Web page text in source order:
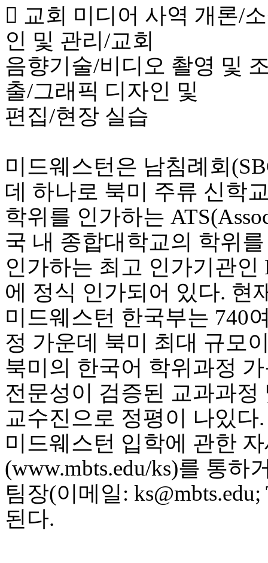
 교회 미디어 사역 개론/
인 및 관리/교회
음향기술/비디오 촬영 및
출/그래픽 디자인 및
편집/현장 실습
미드웨스턴은 남침례회
데 하나로 북미 주류 신학
학위를 인가하는
국 내 종합대학교의 학위를
인가하는 최고 인가기관인
에 정식 인가되어 있다. 현
미드웨스턴 한국부는 740
정 가운데 북미 최대 규모
북미의 한국어 학위과정
전문성이 검증된 교과과정
교수진으로 정평이 나있다.
미드웨스턴 입학에 관한
(www.mbts.edu/ks)를 통하
팀장(이메일:
된다.